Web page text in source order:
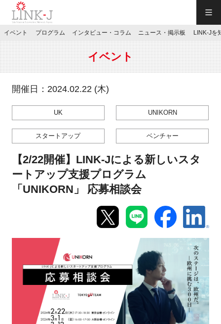
JP／EN
特別会員専用メニュー
お問い合わせ
新規登録
イベント
プログラム
インタビュー・コラム
イベント プログラム インタビュー・コラム ニュース・掲示板 LINK-Jを
イベント
開催日：2024.02.22 (木)
UK UNIKORN
スタートアップ ベンチャー
【2/22開催】LINK-Jによる新しいスタ
ートアップ支援プログラム
「UNIKORN」 応募相談会